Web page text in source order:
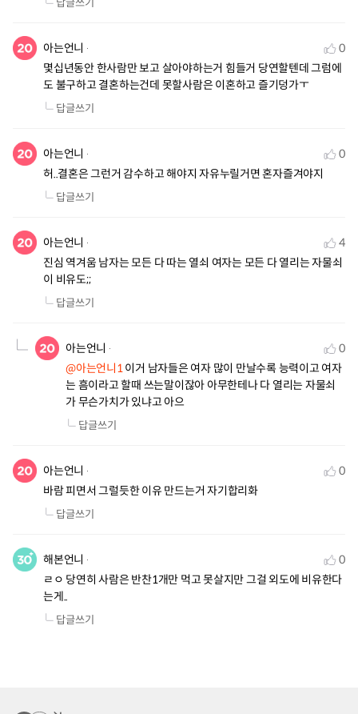
답글쓰기
아는언니
0
몇십년동안 한사람만 보고 살아야하는거 힘들거 당연할텐데 그럼에
도 불구하고 결혼하는건데 못할사람은 이혼하고 즐기덩가ㅜ
답글쓰기
아는언니
0
허..결혼은 그런거 감수하고 해야지 자유누릴거면 혼자즐겨야지
답글쓰기
아는언니
4
진심 역겨움 남자는 모든 다 따는 열쇠 여자는 모든 다 열리는 자물쇠
이 비유도;;
답글쓰기
아는언니
0
@아는언니1 이거 남자들은 여자 많이 만날수록 능력이고 여자
는 흠이라고 할때 쓰는말이잖아 아무한테나 다 열리는 자물쇠
가 무슨가치가 있냐고 아으
답글쓰기
아는언니
0
바람 피면서 그럴듯한 이유 만드는거 자기합리화
답글쓰기
해본언니
0
ㄹㅇ 당연히 사람은 반찬1개만 먹고 못살지만 그걸 외도에 비유한다
는게..
답글쓰기